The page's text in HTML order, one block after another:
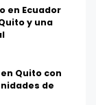
en Ecuador
y una
Quito con
de